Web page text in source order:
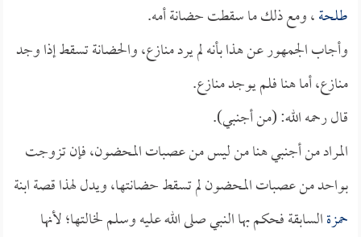
طلحة، ومع ذلك ما سقطت حضانة أمه.
وأجاب الجمهور عن هذا بأنه لم يرد منازع، والحضانة تسقط إذا وجد
منازع، أما هنا فلم يوجد منازع.
قال رحمه الله: (من أجنبي).
المراد من أجنبي هنا من ليس من عصبات المحضون، فإن تزوجت
بواحد من عصبات المحضون لم تسقط حضانتها، ويدل لهذا قصة ابنة
حمزةالسابقة فحكم بها النبي صلى الله عليه وسلم لخالتها؛ لأنها